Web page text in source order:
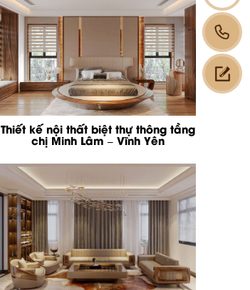
Thiết kế nội thất biệt thự thông tầng
chị Minh Lâm – Vĩnh Yên